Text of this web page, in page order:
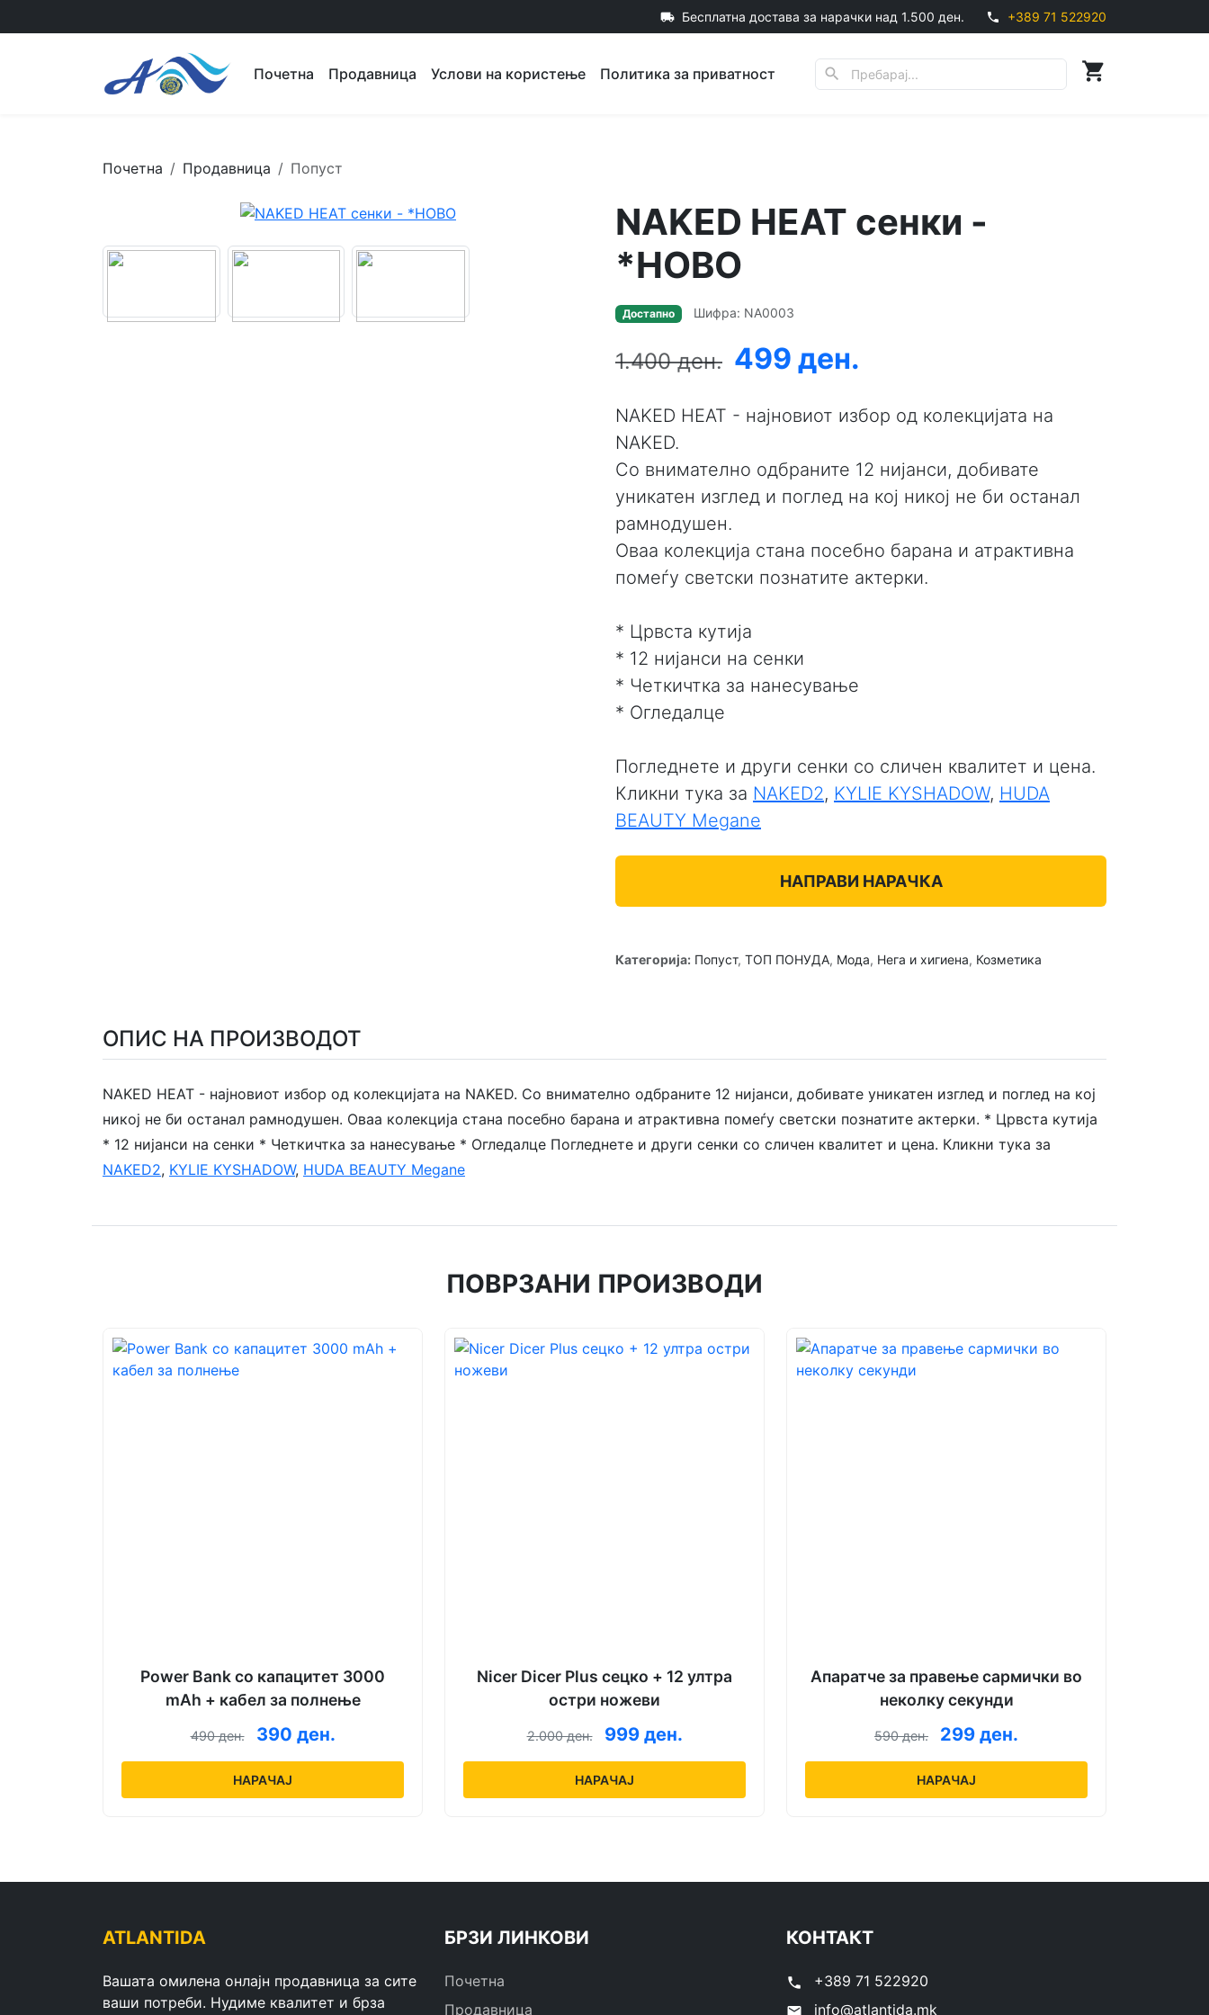
local_shipping Бесплатна достава за нарачки над 1.500 ден. phone +389 71 522920
Почетна Продавница Услови на користење Политика за приватност search shopping_cart
Почетна Продавница Попуст
NAKED HEAT сенки -
*НОВО
Достапно Шифра: NA0003
1.400 ден. 499 ден.
NAKED HEAT - најновиот избор од колекцијата на
NAKED.
Со внимателно одбраните 12 нијанси, добивате
уникатен изглед и поглед на кој никој не би останал
рамнодушен.
Оваа колекција стана посебно барана и атрактивна
помеѓу светски познатите актерки.
* Црвста кутија
* 12 нијанси на сенки
* Четкичтка за нанесување
* Огледалце
Погледнете и други сенки со сличен квалитет и цена.
Кликни тука за NAKED2, KYLIE KYSHADOW, HUDA
BEAUTY Megane
НАПРАВИ НАРАЧКА
Категорија: Попуст, ТОП ПОНУДА, Мода, Нега и хигиена, Козметика
ОПИС НА ПРОИЗВОДОТ
NAKED HEAT - најновиот избор од колекцијата на NAKED. Со внимателно одбраните 12 нијанси, добивате уникатен изглед и поглед на кој
никој не би останал рамнодушен. Оваа колекција стана посебно барана и атрактивна помеѓу светски познатите актерки. * Црвста кутија
* 12 нијанси на сенки * Четкичтка за нанесување * Огледалце Погледнете и други сенки со сличен квалитет и цена. Кликни тука за
NAKED2, KYLIE KYSHADOW, HUDA BEAUTY Megane
ПОВРЗАНИ ПРОИЗВОДИ
Power Bank со капацитет 3000
mAh + кабел за полнење
490 ден. 390 ден.
НАРАЧАЈ
Nicer Dicer Plus сецко + 12 ултра
остри ножеви
2.000 ден. 999 ден.
НАРАЧАЈ
Апаратче за правење сармички во
неколку секунди
590 ден. 299 ден.
НАРАЧАЈ
ATLANTIDA
Вашата омилена онлајн продавница за сите
ваши потреби. Нудиме квалитет и брза
БРЗИ ЛИНКОВИ
Почетна
Продавница
КОНТАКТ
phone +389 71 522920
email info@atlantida.mk